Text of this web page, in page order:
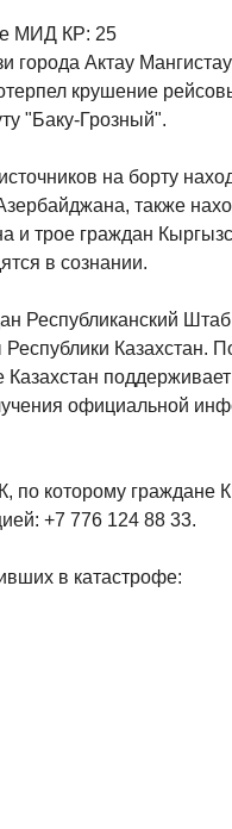
МИД КР: 25
города Актау
крушение
"Баку-Грозный".
на борту
также
и трое граждан
в сознании.
Республиканский
Казахстан.
Казахстан
официальной
по которому граждане
+7 776 124 88 33.
в катастрофе: